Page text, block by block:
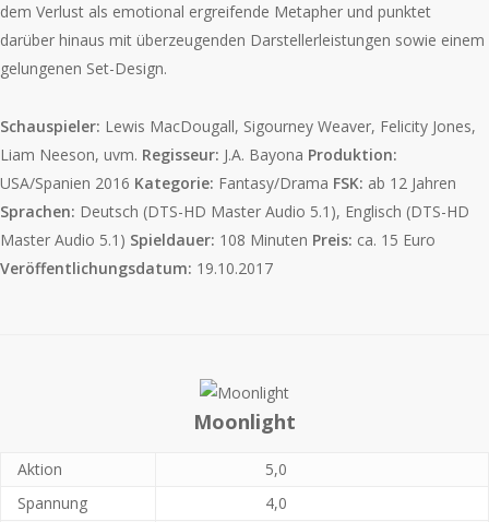
dem Verlust als emotional ergreifende Metapher und punktet
darüber hinaus mit überzeugenden Darstellerleistungen sowie einem
gelungenen Set-Design.
Schauspieler: Lewis MacDougall, Sigourney Weaver, Felicity Jones,
Liam Neeson, uvm. Regisseur: J.A. Bayona Produktion:
USA/Spanien 2016 Kategorie: Fantasy/Drama FSK: ab 12 Jahren
Sprachen: Deutsch (DTS-HD Master Audio 5.1), Englisch (DTS-HD
Master Audio 5.1) Spieldauer: 108 Minuten Preis: ca. 15 Euro
Veröffentlichungsdatum: 19.10.2017
Moonlight
Aktion
5,0
Spannung
4,0